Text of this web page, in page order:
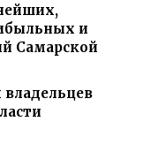
и
Самарской